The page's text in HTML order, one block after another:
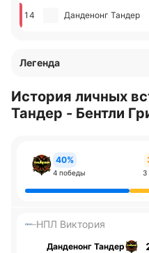
14 Данденонг Тандер
Легенда
История личных
Тандер - Бентли
40%
4 победы 3
НПЛ Виктория
Данденонг Тандер